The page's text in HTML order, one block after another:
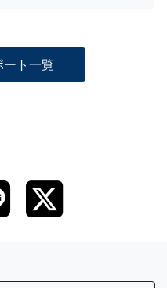
ート一覧